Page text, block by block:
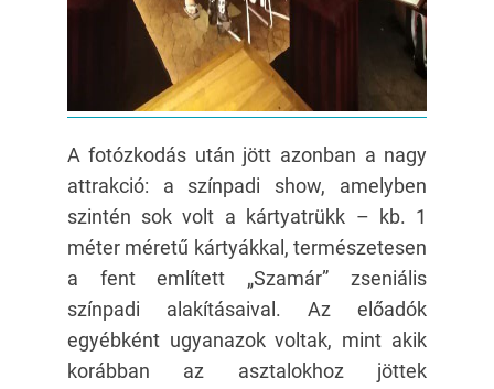
A fotózkodás után jött azonban a nagy
attrakció: a színpadi show, amelyben
szintén sok volt a kártyatrükk – kb. 1
méter méretű kártyákkal, természetesen
a fent említett „Szamár” zseniális
színpadi alakításaival. Az előadók
egyébként ugyanazok voltak, mint akik
korábban az asztalokhoz jöttek